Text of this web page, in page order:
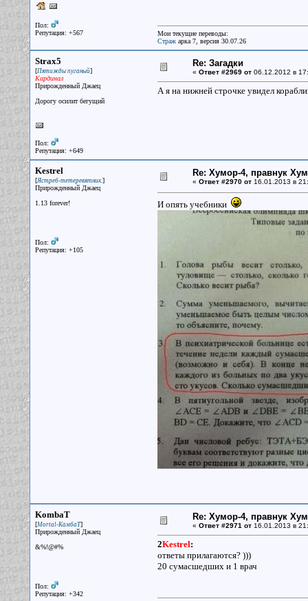
Пол:
Репутация: +567
Мои текущие переводы:
Стражарка 7, версия 30.07.26
Strax5
[Пятижды пуганый]
Кардинал
Прирожденный Джаец
Дорогу осилит бегущий
Пол:
Репутация: +649
Re: Загадки
« Ответ #2969 от06.12.2012 в
А я на нижней строчке увидел
Kestrel
[Ястреб-тетеревятник.]
Прирожденный Джаец
1.13 forever!
Пол:
Репутация: +105
Re: Хумор-4, правнук
« Ответ #2970 от16.01.2013 в
И опять учебники
KombaT
[Mortal-КамбаТ]
Прирожденный Джаец
&%!@#%
Пол:
Репутация: +342
Re: Хумор-4, правнук
« Ответ #2971 от16.01.2013 в
2Kestrel:
ответы прилагаются? )))
20 сумасшедших и 1 врач